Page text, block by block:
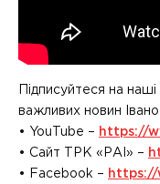
Підписуйтеся на
важливих новин
• YouTube – https://
• Сайт ТРК «РАІ» –
• Facebook – https://